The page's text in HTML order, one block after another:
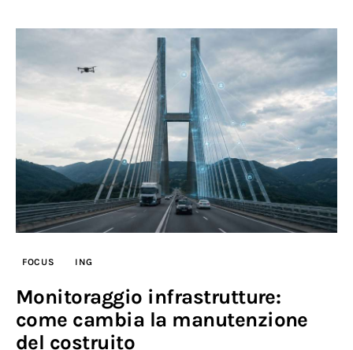
FOCUS ING
Monitoraggio infrastrutture:
come cambia la manutenzione
del costruito